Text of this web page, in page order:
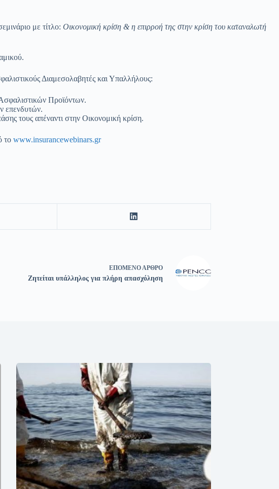
με τίτλο: Οικονομική κρίση & η επιρροή της στην κρίση του καταναλωτή
Διαμεσολαβητές και Υπαλλήλους:
Προϊόντων.
επενδυτών.
τους απέναντι στην Οικονομική κρίση.
το www.insurancewebinars.gr
ΕΠΌΜΕΝΟΆΡΘΡΟ
Ζητείται υπάλληλος για πλήρη απασχόληση